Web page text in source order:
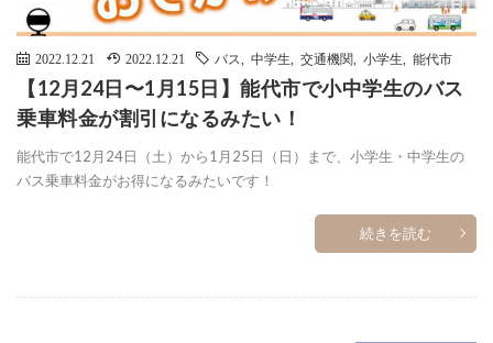
2022.12.21 2022.12.21 バス 中学生 交通機関 小学生 能代市
【12月24日〜1月15日】能代市で小中学生のバス
乗車料金が割引になるみたい！
能代市で12月24日（土）から1月25日（日）まで、小学生・中学生の
バス乗車料金がお得になるみたいです！
続きを読む